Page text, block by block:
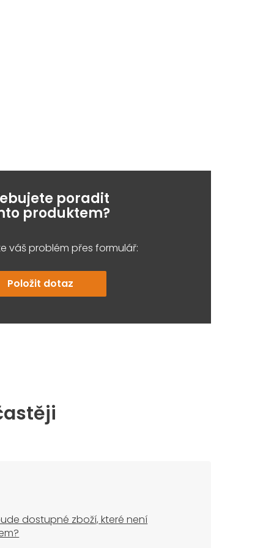
poradit
produktem?
váš problém přes formulář:
Položit dotaz
dostupné zboží, které není